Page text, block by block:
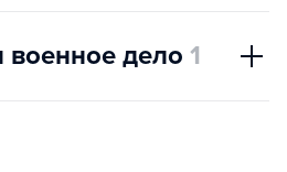
военное дело 1